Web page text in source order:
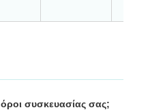
όροι συσκευασίας σας;